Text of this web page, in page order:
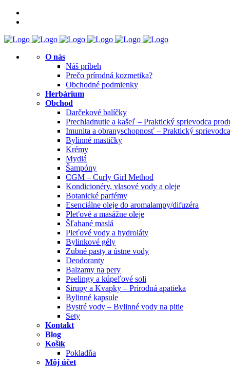
O nás
Náš príbeh
Prečo prírodná kozmetika?
Obchodné podmienky
Herbárium
Obchod
Darčekové balíčky
Prechladnutie a kašeľ – Praktický sprievodca
Imunita a obranyschopnosť – Praktický
Bylinné mastičky
Krémy
Mydlá
Šampóny
CGM – Curly Girl Method
Kondicionéry, vlasové vody a oleje
Botanické parfémy
Esenciálne oleje do aromalampy/difuzéra
Pleťové a masážne oleje
Šľahané maslá
Pleťové vody a hydroláty
Bylinkové gély
Zubné pasty a ústne vody
Deodoranty
Balzamy na pery
Peelingy a kúpeľové soli
Sirupy a Kvapky – Prírodná apatieka
Bylinné kapsule
Bystré vody – Bylinné vody na pitie
Sety
Kontakt
Blog
Košík
Pokladňa
Môj účet